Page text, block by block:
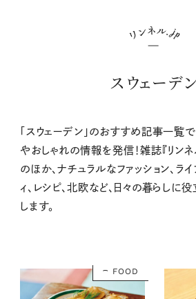
スウェーデン
「スウェーデン」のおすすめ記事一覧
やおしゃれの情報を発信！雑誌『リン
のほか、ナチュラルなファッション、ラ
ィ、レシピ、北欧など、日々の暮らしに
します。
FOOD